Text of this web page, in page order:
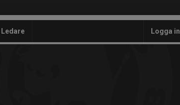
Ledare Logga in